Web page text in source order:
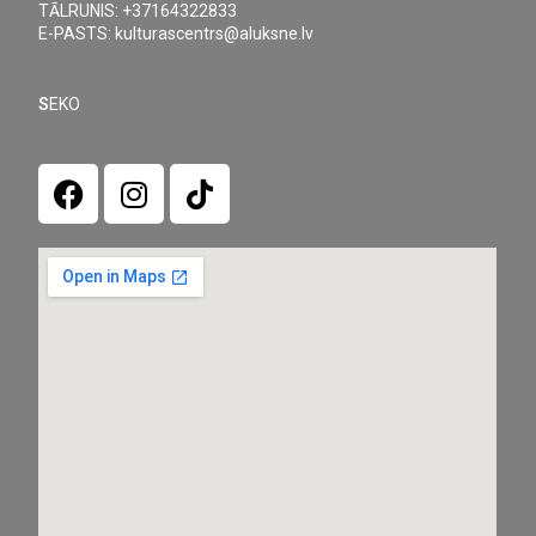
TĀLRUNIS: +37164322833
E-PASTS: kulturascentrs@aluksne.lv
SEKO